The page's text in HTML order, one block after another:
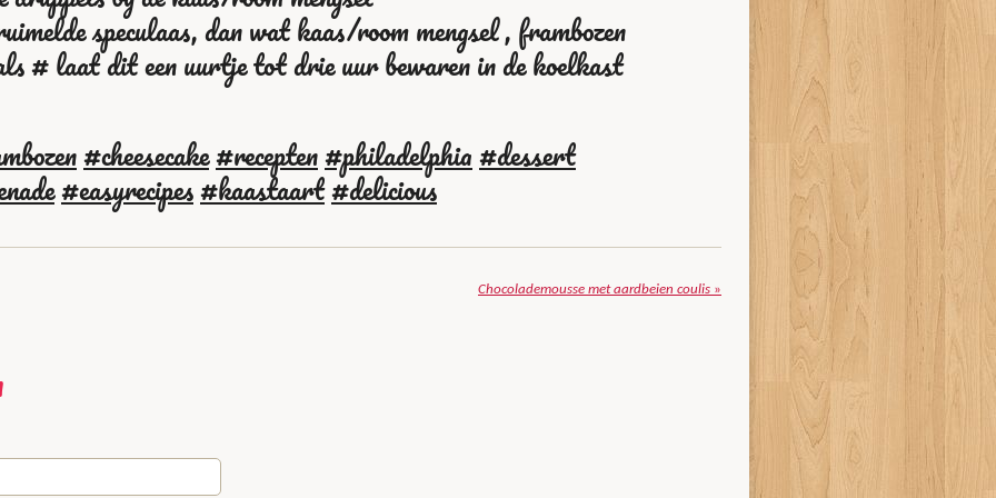
speculaas, dan wat kaas/room mengsel , frambozen
# laat dit een uurtje tot drie uur bewaren in de koelkast
#cheesecake#recepten#philadelphia#dessert
#easyrecipes#kaastaart#delicious
Chocolademousse met aardbeien coulis »